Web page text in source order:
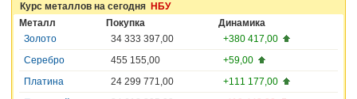
Курс металлов на сегодня НБУ
Металл
Покупка
Динамика
Золото
34 333 397,00
+380 417,00
Серебро
455 155,00
+59,00
Платина
24 299 771,00
+111 177,00